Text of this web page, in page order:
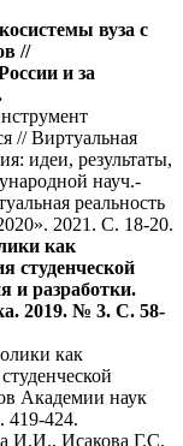
вуза с
//
и за
// Виртуальная
идеи, результаты,
науч.-
реальность
2021. С. 18-20.
как
студенческой
и разработки.
2019. № 3. С. 58-
как
Академии наук
419-424.
И.И., Исакова Г.С.